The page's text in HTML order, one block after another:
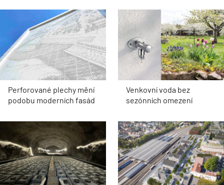
Perforované plechy mění
podobu moderních fasád
Venkovní voda bez
sezónních omezení